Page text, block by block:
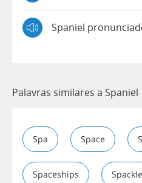
Spaniel
Palavras similares a Spaniel
Spa Space
Spaceships Spackle